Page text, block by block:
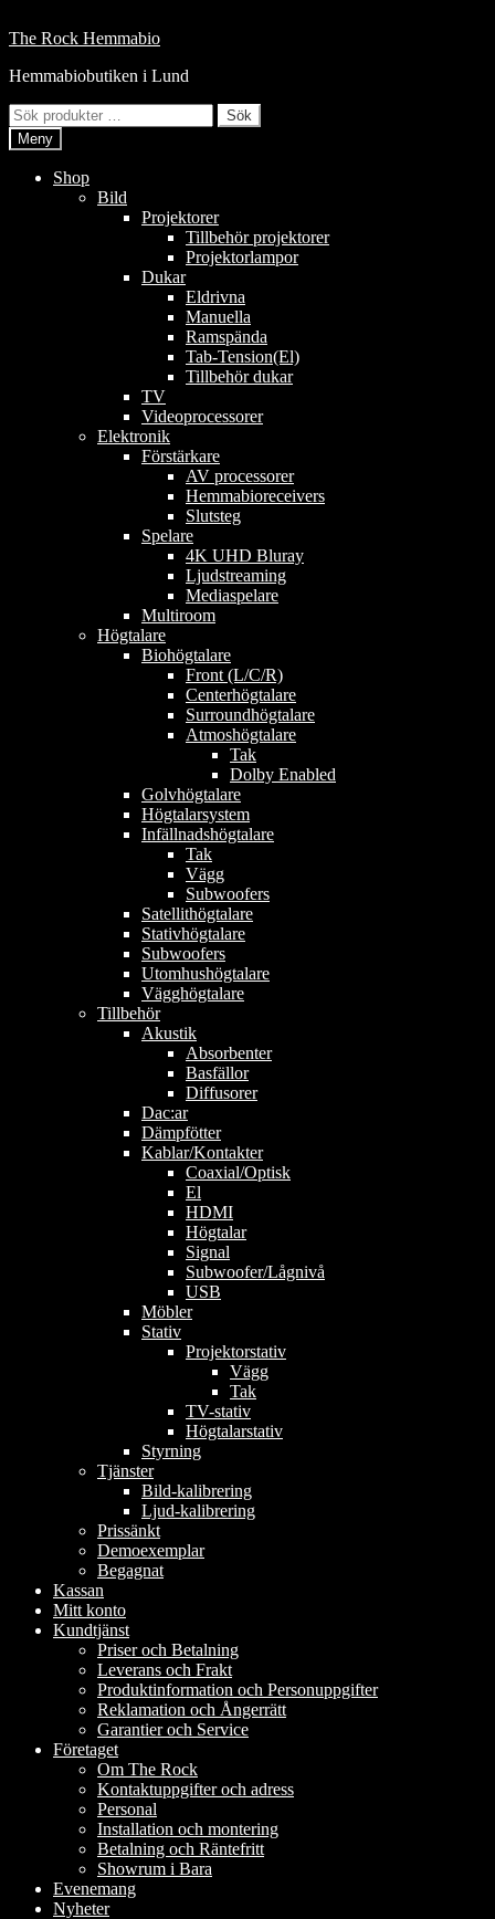
till
Hoppa
navigering
Hoppa
innehåll
The Rock Hemmabio
Hemmabiobutiken i Lund
Sök
efter:
Sök
Meny
Shop
Bild
Projektorer
Tillbehör projektorer
Projektorlampor
Dukar
Eldrivna
Manuella
Ramspända
Tab-Tension(El)
Tillbehör dukar
TV
Videoprocessorer
Elektronik
Förstärkare
AV processorer
Hemmabioreceivers
Slutsteg
Spelare
4K UHD Bluray
Ljudstreaming
Mediaspelare
Multiroom
Högtalare
Biohögtalare
Front (L/C/R)
Centerhögtalare
Surroundhögtalare
Atmoshögtalare
Tak
Dolby Enabled
Golvhögtalare
Högtalarsystem
Infällnadshögtalare
Tak
Vägg
Subwoofers
Satellithögtalare
Stativhögtalare
Subwoofers
Utomhushögtalare
Vägghögtalare
Tillbehör
Akustik
Absorbenter
Basfällor
Diffusorer
Dac:ar
Dämpfötter
Kablar/Kontakter
Coaxial/Optisk
El
HDMI
Högtalar
Signal
Subwoofer/Lågnivå
USB
Möbler
Stativ
Projektorstativ
Vägg
Tak
TV-stativ
Högtalarstativ
Styrning
Tjänster
Bild-kalibrering
Ljud-kalibrering
Prissänkt
Demoexemplar
Begagnat
Kassan
Mitt konto
Kundtjänst
Priser och Betalning
Leverans och Frakt
Produktinformation och Personuppgifter
Reklamation och Ångerrätt
Garantier och Service
Företaget
Om The Rock
Kontaktuppgifter och adress
Personal
Installation och montering
Betalning och Räntefritt
Showrum i Bara
Evenemang
Nyheter